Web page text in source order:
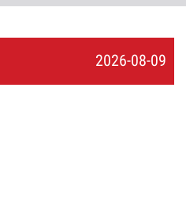
2026-08-09